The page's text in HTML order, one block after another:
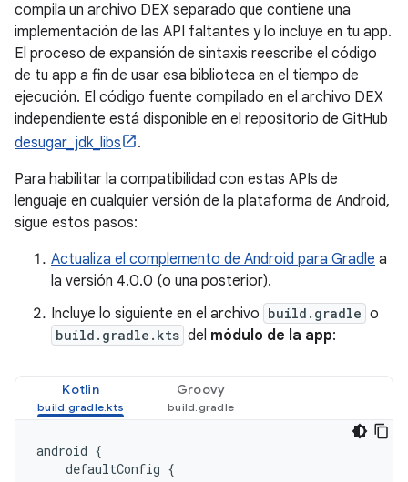
compila un archivo DEX separado que contiene una
implementación de las API faltantes y lo incluye en tu app.
El proceso de expansión de sintaxis reescribe el código
de tu app a fin de usar esa biblioteca en el tiempo de
ejecución. El código fuente compilado en el archivo DEX
independiente está disponible en el repositorio de GitHub
desugar_jdk_libs
.
Para habilitar la compatibilidad con estas APIs de
lenguaje en cualquier versión de la plataforma de Android,
sigue estos pasos:
Actualiza el complemento de Android para Gradle a
la versión 4.0.0 (o una posterior).
Incluye lo siguiente en el archivo build.gradle o
build.gradle.kts del módulo de la app:
Kotlin Groovy
android {
defaultConfig {